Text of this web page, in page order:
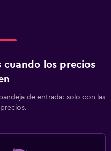
cuando los precios
de entrada: solo con las